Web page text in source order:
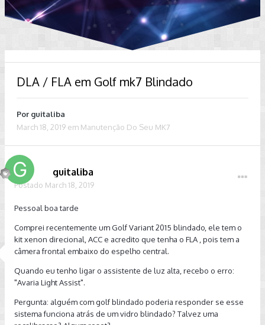
DLA / FLA em Golf mk7 Blindado
Por guitaliba
March 18, 2019 em Manutenção Do Seu MK7
guitaliba
Postado March 18, 2019
Pessoal boa tarde
Comprei recentemente um Golf Variant 2015 blindado, ele tem o
kit xenon direcional, ACC e acredito que tenha o FLA , pois tem a
câmera frontal embaixo do espelho central.
Quando eu tenho ligar o assistente de luz alta, recebo o erro:
"Avaria Light Assist".
Pergunta: alguém com golf blindado poderia responder se esse
sistema funciona atrás de um vidro blindado? Talvez uma